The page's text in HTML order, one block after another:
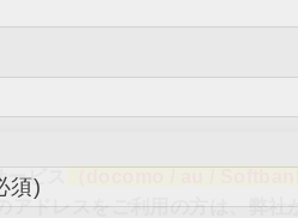
須)
ビス
アドレスをご利用の方は、弊社